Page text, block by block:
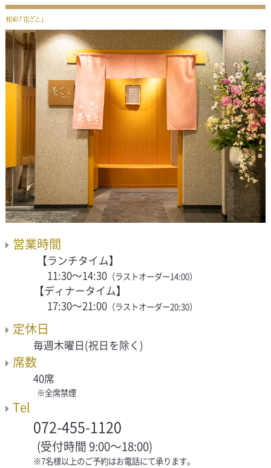
和彩「花ざと」
営業時間
【ランチタイム】
11:30～14:30（ラストオーダー14:00）
【ディナータイム】
17:30～21:00（ラストオーダー20:30）
定休日
毎週木曜日(祝日を除く)
席数
40席
※全席禁煙
Tel
072-455-1120
(受付時間 9:00～18:00)
※7名様以上のご予約はお電話にて承ります。